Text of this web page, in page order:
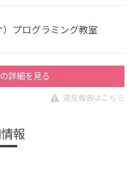
プログラミング教室
詳細を見る
違反報告はこちら
報